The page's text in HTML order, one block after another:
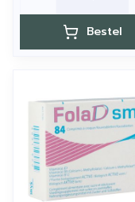
Bestel